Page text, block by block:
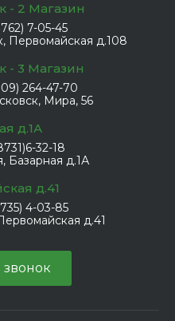
- 2 Магазин
7-05-45
Первомайская д.108
- 3 Магазин
264-47-70
Мира, 56
д.1А
32-18
Базарная д.1А
д.41
4-03-85
д.41
звонок